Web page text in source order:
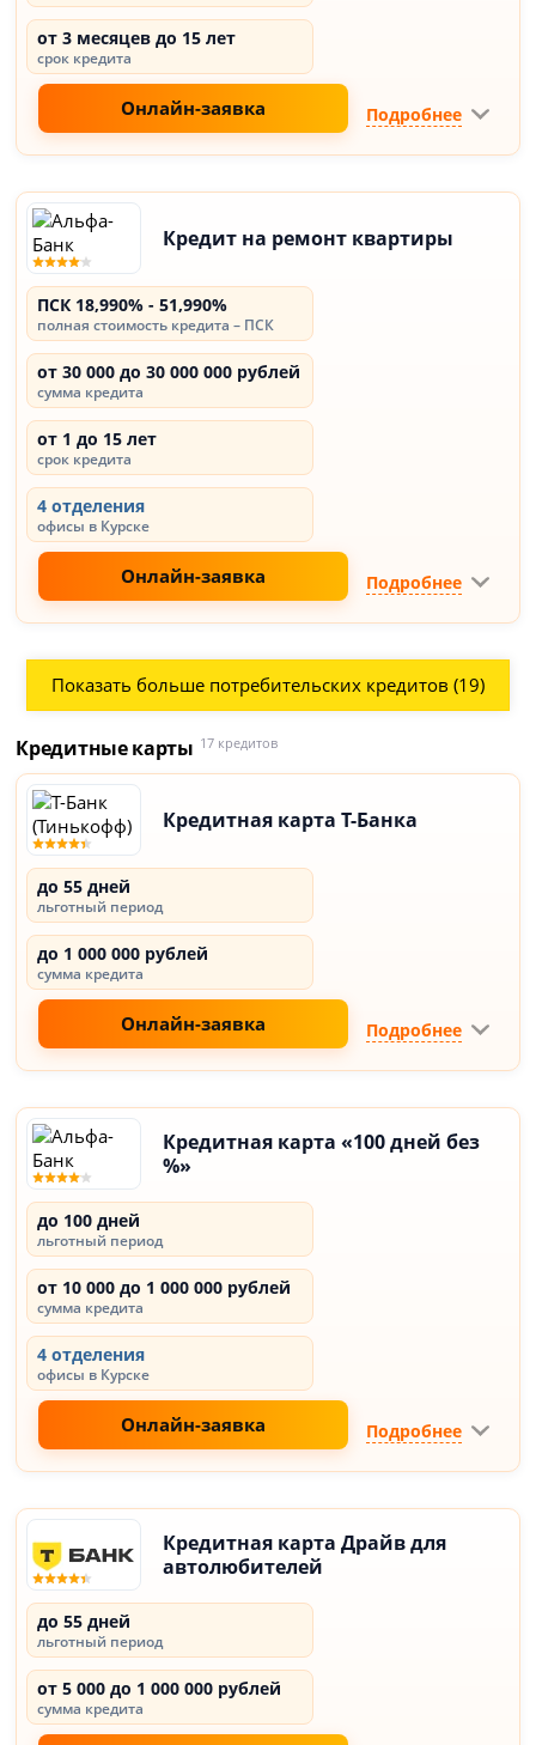
от 3 месяцев до 15 лет
срок кредита
Онлайн-заявка Подробнее
Кредит на ремонт квартиры
ПСК 18,990% - 51,990%
полная стоимость кредита – ПСК
от 30 000 до 30 000 000 рублей
сумма кредита
от 1 до 15 лет
срок кредита
4 отделения
офисы в Курске
Онлайн-заявка Подробнее
Показать больше потребительских кредитов (19)
Кредитные карты 17 кредитов
Кредитная карта Т-Банка
до 55 дней
льготный период
до 1 000 000 рублей
сумма кредита
Онлайн-заявка Подробнее
Кредитная карта «100 дней без
%»
до 100 дней
льготный период
от 10 000 до 1 000 000 рублей
сумма кредита
4 отделения
офисы в Курске
Онлайн-заявка Подробнее
Кредитная карта Драйв для
автолюбителей
до 55 дней
льготный период
от 5 000 до 1 000 000 рублей
сумма кредита